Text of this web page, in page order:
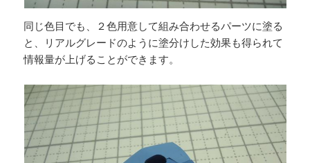
同じ色目でも、２色用意して組み合わせるパーツに塗る
と、リアルグレードのように塗分けした効果も得られて
情報量が上げることができます。